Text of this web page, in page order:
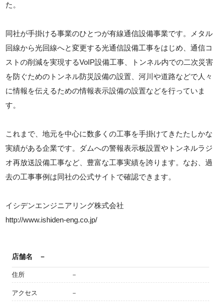
た。
同社が手掛ける事業のひとつが有線通信設備事業です。メタル
回線から光回線へと変更する光通信設備工事をはじめ、通信コ
ストの削減を実現するVoIP設備工事、トンネル内での二次災害
を防ぐためのトンネル防災設備の設置、河川や道路などで人々
に情報を伝えるための情報表示設備の設置などを行っていま
す。
これまで、地元を中心に数多くの工事を手掛けてきたたしかな
実績がある企業です。ダムへの警報表示板設置やトンネルラジ
オ再放送設備工事など、豊富な工事実績を誇ります。なお、過
去の工事事例は同社の公式サイトで確認できます。
イシデンエンジニアリング株式会社
http://www.ishiden-eng.co.jp/
店舗名 －
住所 －
アクセス －